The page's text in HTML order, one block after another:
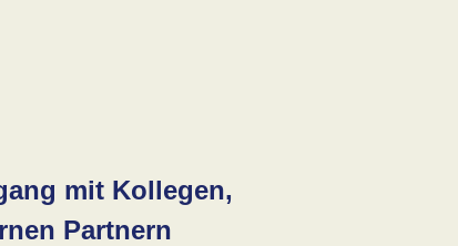
mit Kollegen,
Partnern